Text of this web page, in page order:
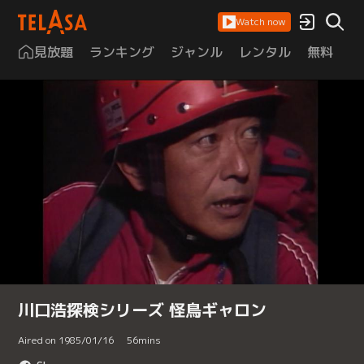
Watch now
見放題 ランキング ジャンル レンタル 無料
川口浩探検シリーズ 怪鳥ギャロン
Aired on 1985/01/16 56mins